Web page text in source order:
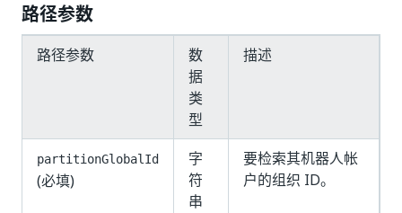
路径参数
路径参数
数
据
类
型
描述
partitionGlobalId
(必填)
字
符
串
要检索其机器人帐
户的组织 ID。